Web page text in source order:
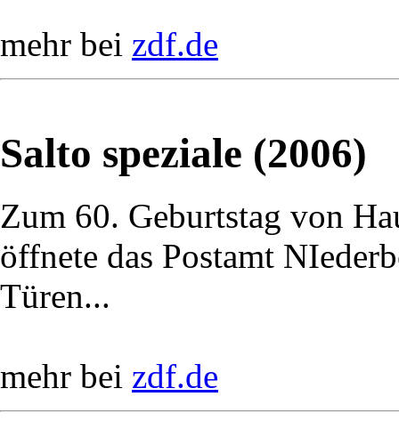
mehr bei zdf.de
Salto speziale (2006)
Zum 60. Geburtstag von
öffnete das Postamt
Türen...
mehr bei zdf.de